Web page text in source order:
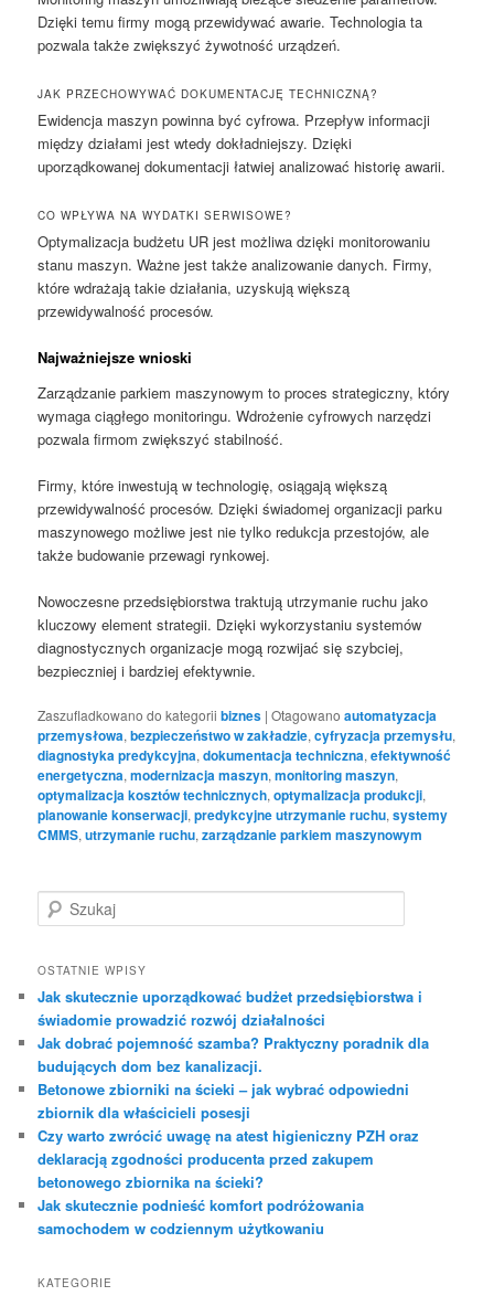
Dzięki temu firmy mogą przewidywać awarie. Technologia ta
pozwala także zwiększyć żywotność urządzeń.
JAK PRZECHOWYWAĆ DOKUMENTACJĘ TECHNICZNĄ?
Ewidencja maszyn powinna być cyfrowa. Przepływ informacji
między działami jest wtedy dokładniejszy. Dzięki
uporządkowanej dokumentacji łatwiej analizować historię awarii.
CO WPŁYWA NA WYDATKI SERWISOWE?
Optymalizacja budżetu UR jest możliwa dzięki monitorowaniu
stanu maszyn. Ważne jest także analizowanie danych. Firmy,
które wdrażają takie działania, uzyskują większą
przewidywalność procesów.
Najważniejsze wnioski
Zarządzanie parkiem maszynowym to proces strategiczny, który
wymaga ciągłego monitoringu. Wdrożenie cyfrowych narzędzi
pozwala firmom zwiększyć stabilność.
Firmy, które inwestują w technologię, osiągają większą
przewidywalność procesów. Dzięki świadomej organizacji parku
maszynowego możliwe jest nie tylko redukcja przestojów, ale
także budowanie przewagi rynkowej.
Nowoczesne przedsiębiorstwa traktują utrzymanie ruchu jako
kluczowy element strategii. Dzięki wykorzystaniu systemów
diagnostycznych organizacje mogą rozwijać się szybciej,
bezpieczniej i bardziej efektywnie.
Zaszufladkowano do kategorii biznes |Otagowano automatyzacja
przemysłowa,bezpieczeństwo w zakładzie,cyfryzacja przemysłu,
diagnostyka predykcyjna,dokumentacja techniczna,efektywność
energetyczna,modernizacja maszyn,monitoring maszyn,
optymalizacja kosztów technicznych,optymalizacja produkcji,
planowanie konserwacji,predykcyjne utrzymanie ruchu,systemy
CMMS,utrzymanie ruchu,zarządzanie parkiem maszynowym
z
k
j
OSTATNIE WPISY
Jak skutecznie uporządkować budżet przedsiębiorstwa i
świadomie prowadzić rozwój działalności
Jak dobrać pojemność szamba? Praktyczny poradnik dla
budujących dom bez kanalizacji.
Betonowe zbiorniki na ścieki – jak wybrać odpowiedni
zbiornik dla właścicieli posesji
Czy warto zwrócić uwagę na atest higieniczny PZH oraz
deklaracją zgodności producenta przed zakupem
betonowego zbiornika na ścieki?
Jak skutecznie podnieść komfort podróżowania
samochodem w codziennym użytkowaniu
KATEGORIE